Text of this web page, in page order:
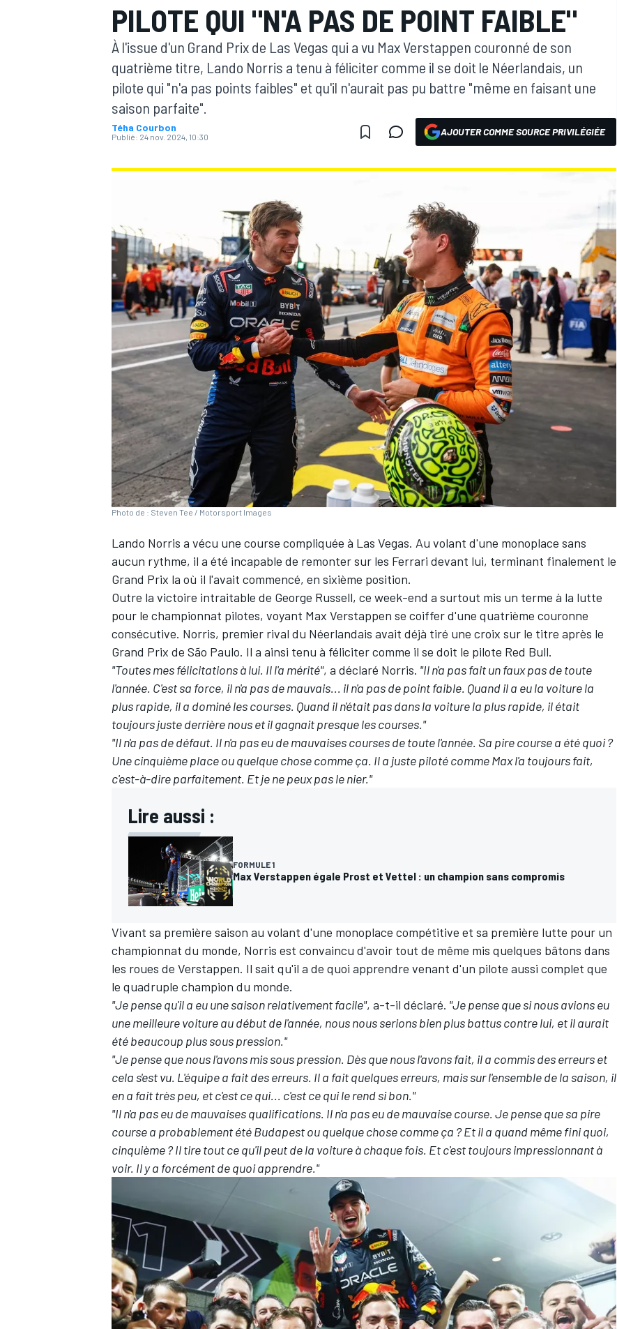
MOTOGP
WRC
WEC
PILOTE QUI "N'A PAS DE POINT FAIBLE"
À l'issue d'un Grand Prix de Las Vegas qui a vu Max Verstappen couronné de son
quatrième titre, Lando Norris a tenu à féliciter comme il se doit le Néerlandais, un
pilote qui "n'a pas points faibles" et qu'il n'aurait pas pu battre "même en faisant une
saison parfaite".
Téha Courbon
Publié: 24 nov. 2024, 10:30 AJOUTER COMME SOURCE PRIVILÉGIÉE
Photo de : Steven Tee / Motorsport Images
Lando Norris a vécu une course compliquée à Las Vegas. Au volant d'une monoplace sans
aucun rythme, il a été incapable de remonter sur les Ferrari devant lui, terminant finalement le
Grand Prix la où il l'avait commencé, en sixième position.
Outre la victoire intraitable de George Russell, ce week-end a surtout mis un terme à la lutte
pour le championnat pilotes, voyant Max Verstappen se coiffer d'une quatrième couronne
consécutive. Norris, premier rival du Néerlandais avait déjà tiré une croix sur le titre après le
Grand Prix de São Paulo. Il a ainsi tenu à féliciter comme il se doit le pilote Red Bull.
"Toutes mes félicitations à lui. Il l'a mérité", a déclaré Norris. "Il n'a pas fait un faux pas de toute
l'année. C'est sa force, il n'a pas de mauvais... il n'a pas de point faible. Quand il a eu la voiture la
plus rapide, il a dominé les courses. Quand il n'était pas dans la voiture la plus rapide, il était
toujours juste derrière nous et il gagnait presque les courses."
"Il n'a pas de défaut. Il n'a pas eu de mauvaises courses de toute l'année. Sa pire course a été quoi ?
Une cinquième place ou quelque chose comme ça. Il a juste piloté comme Max l'a toujours fait,
c'est-à-dire parfaitement. Et je ne peux pas le nier."
Lire aussi :
FORMULE 1
Max Verstappen égale Prost et Vettel : un champion sans compromis
Vivant sa première saison au volant d'une monoplace compétitive et sa première lutte pour un
championnat du monde, Norris est convaincu d'avoir tout de même mis quelques bâtons dans
les roues de Verstappen. Il sait qu'il a de quoi apprendre venant d'un pilote aussi complet que
le quadruple champion du monde.
"Je pense qu'il a eu une saison relativement facile", a-t-il déclaré. "Je pense que si nous avions eu
une meilleure voiture au début de l'année, nous nous serions bien plus battus contre lui, et il aurait
été beaucoup plus sous pression."
"Je pense que nous l'avons mis sous pression. Dès que nous l'avons fait, il a commis des erreurs et
cela s'est vu. L'équipe a fait des erreurs. Il a fait quelques erreurs, mais sur l'ensemble de la saison, il
en a fait très peu, et c'est ce qui... c'est ce qui le rend si bon."
"Il n'a pas eu de mauvaises qualifications. Il n'a pas eu de mauvaise course. Je pense que sa pire
course a probablement été Budapest ou quelque chose comme ça ? Et il a quand même fini quoi,
cinquième ? Il tire tout ce qu'il peut de la voiture à chaque fois. Et c'est toujours impressionnant à
voir. Il y a forcément de quoi apprendre."